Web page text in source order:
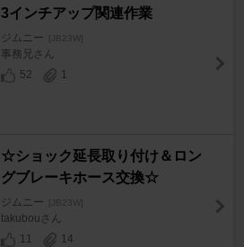
3インチアップ関連作業
ジムニー [JB23W]
事務兄さん
52
1
☆ショック延長取り付け＆ロン
グブレーキホース交換☆
ジムニー [JB23W]
takubouさん
11
14